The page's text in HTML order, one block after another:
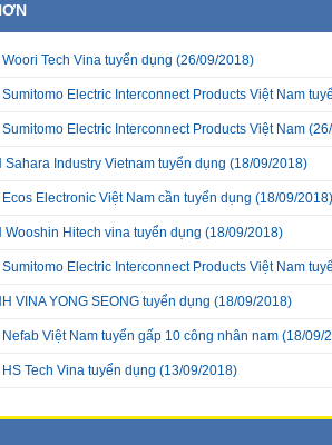
Tech Vina tuyển dụng (26/09/2018)
Electric Interconnect Products Việt Nam
Electric Interconnect Products Việt Nam
Sahara Industry Vietnam tuyển dụng (18/09/2018)
Electronic Việt Nam cần tuyển dụng (18/09/2018)
Wooshin Hitech vina tuyển dụng (18/09/2018)
Electric Interconnect Products Việt Nam
VINA YONG SEONG tuyển dụng (18/09/2018)
Việt Nam tuyển gấp 10 công nhân nam (18/09/
Tech Vina tuyển dụng (13/09/2018)